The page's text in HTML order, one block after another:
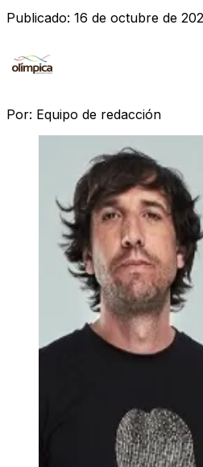
Publicado: 16 de octubre de
Por: Equipo de redacción